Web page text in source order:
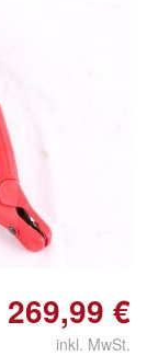
269,99 €
inkl. MwSt.